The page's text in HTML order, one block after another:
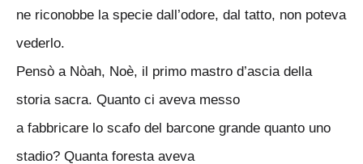
ne riconobbe la specie dall’odore, dal tatto, non poteva
vederlo.
Pensò a Nòah, Noè, il primo mastro d’ascia della
storia sacra. Quanto ci aveva messo
a fabbricare lo scafo del barcone grande quanto uno
stadio? Quanta foresta aveva